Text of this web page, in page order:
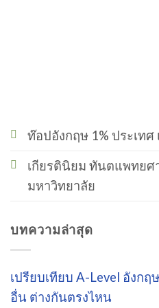
ท๊อปอังกฤษ 1% ประเทศ
เกียรตินิยม ทันตแพทย
มหาวิทยาลัย
บทความล่าสุด
เปรียบเทียบ A-Level อังก
อื่น ต่างกันตรงไหน